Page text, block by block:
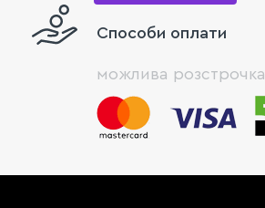
Способи оплати
можлива розстрочка